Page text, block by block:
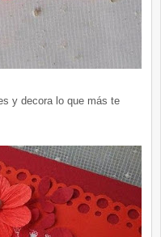
y decora lo que más te